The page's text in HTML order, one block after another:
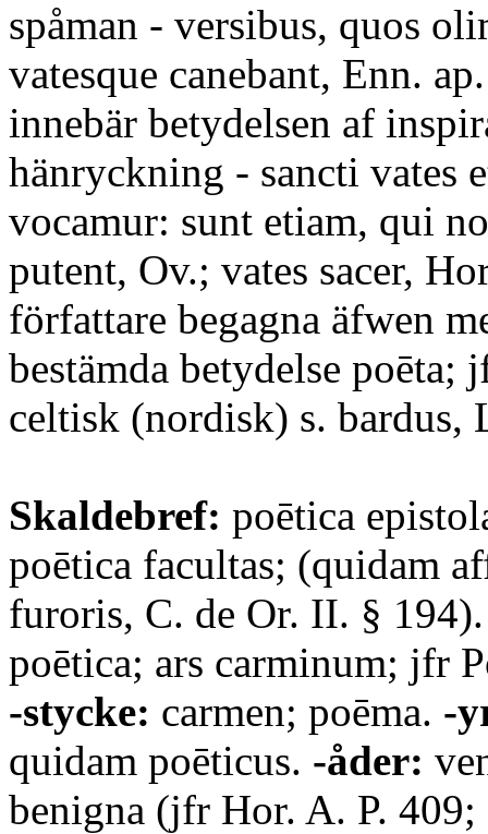
spåman - versibus, quos
vatesque canebant, Enn.
innebär betydelsen af
hänryckning - sancti vates
vocamur: sunt etiam, qui
putent, Ov.; vates sacer,
författare begagna äfwen
bestämda betydelse
celtisk (nordisk) s. bardus,
Skaldebref: poētica
poētica facultas; (quidam
furoris, C. de Or. II. §
poētica; ars carminum; jfr
-stycke: carmen; poēma. -
quidam poēticus. -åder:
benigna (jfr Hor. A. P.